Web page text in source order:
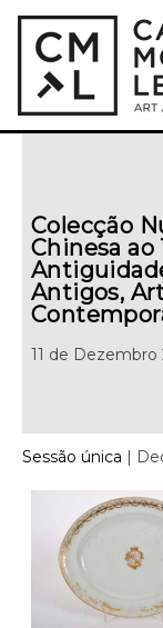
Colecção
Chinesa
Antigos,
11 de Dezembro
Sessão única |